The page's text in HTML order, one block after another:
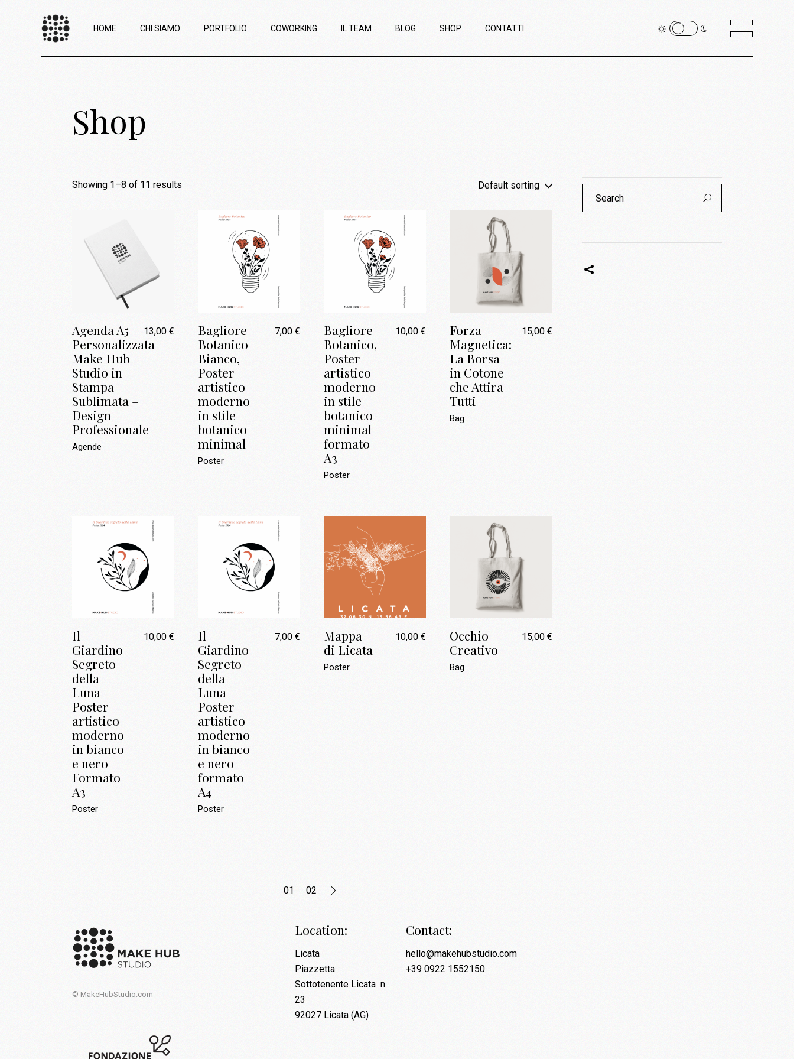
HOME CHI SIAMO PORTFOLIO COWORKING IL TEAM BLOG SHOP CONTATTI
Shop
Showing 1–8 of 11 results Default sorting
Agenda A5
Personalizzata
Make Hub
Studio in
Stampa
Sublimata –
Design
Professionale
13,00€
Agende
Bagliore
Botanico
Bianco,
Poster
artistico
moderno
in stile
botanico
minimal
7,00€
Poster
Bagliore
Botanico,
Poster
artistico
moderno
in stile
botanico
minimal
formato
A3
10,00€
Poster
Forza
Magnetica:
La Borsa
in Cotone
che Attira
Tutti
15,00 €
Bag
Il
Giardino
Segreto
della
Luna –
Poster
artistico
moderno
in bianco
e nero
Formato
A3
10,00€
Poster
Il
Giardino
Segreto
della
Luna –
Poster
artistico
moderno
in bianco
e nero
formato
A4
7,00€
Poster
Mappa
di Licata
10,00€
Poster
Occhio
Creativo
15,00 €
Bag
01 02
Search
© MakeHubStudio.com
Location:
Licata
Piazzetta
Sottotenente Licata n
23
92027 Licata (AG)
Contact:
hello@makehubstudio.com
+39 0922 1552150